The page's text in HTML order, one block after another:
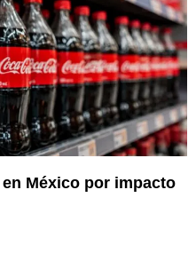
México por impacto